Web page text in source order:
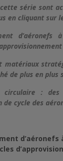
série sont
en cliquant sur
d’aéronefs
matériaux
de plus en plus
circulaire :
cycle des
d’aéronefs